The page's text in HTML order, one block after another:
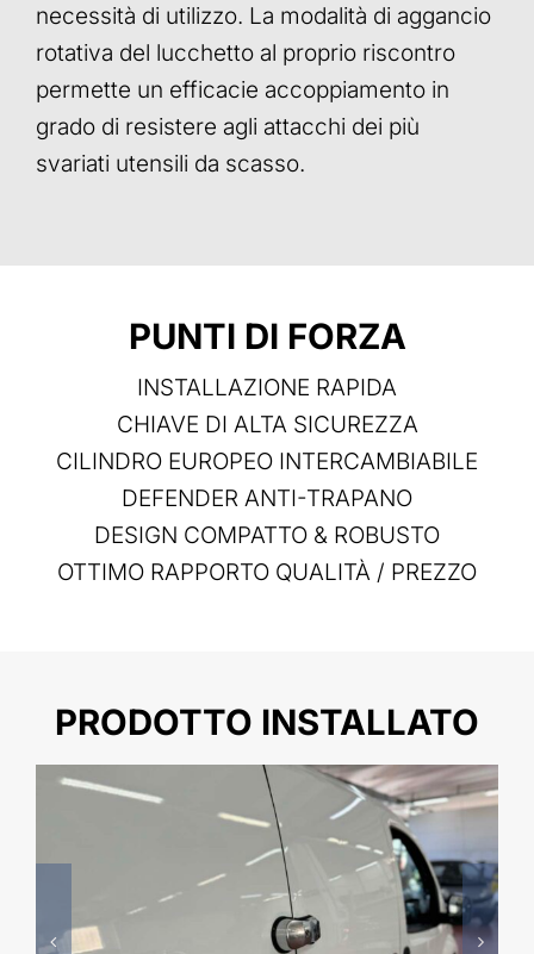
necessità di utilizzo. La modalità di aggancio
rotativa del lucchetto al proprio riscontro
permette un efficacie accoppiamento in
grado di resistere agli attacchi dei più
svariati utensili da scasso.
PUNTI DI FORZA
INSTALLAZIONE RAPIDA
CHIAVE DI ALTA SICUREZZA
CILINDRO EUROPEO INTERCAMBIABILE
DEFENDER ANTI-TRAPANO
DESIGN COMPATTO & ROBUSTO
OTTIMO RAPPORTO QUALITÀ / PREZZO
PRODOTTO INSTALLATO